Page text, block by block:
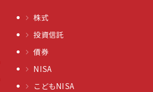
株式
投資信託
債券
NISA
こどもNISA